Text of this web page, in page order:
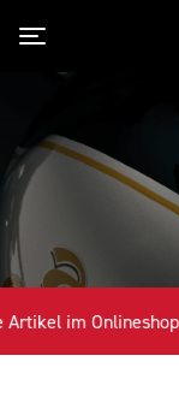
im Onlineshop